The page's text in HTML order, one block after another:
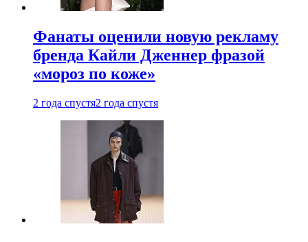
Фанаты оценили новую рекламу
бренда Кайли Дженнер фразой
«мороз по коже»
2 года спустя2 года спустя